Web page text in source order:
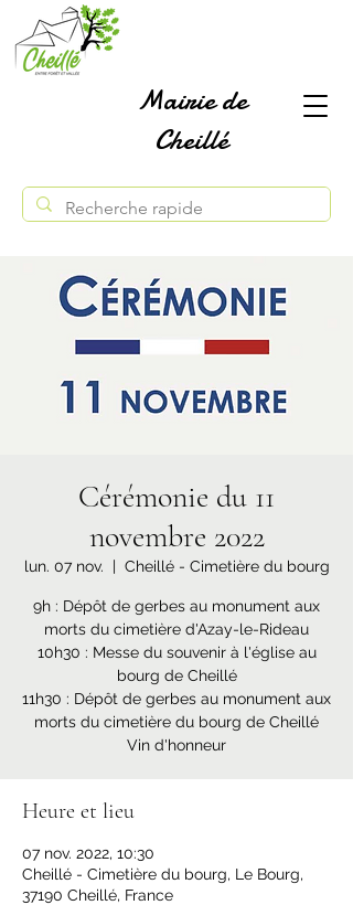
Mairie de
Cheillé
Cérémonie du 11
novembre 2022
lun. 07 nov.
  |
Cheillé - Cimetière du bourg
9h : Dépôt de gerbes au monument aux
morts du cimetière d'Azay-le-Rideau
10h30 : Messe du souvenir à l'église au
bourg de Cheillé
11h30 : Dépôt de gerbes au monument aux
morts du cimetière du bourg de Cheillé
Vin d'honneur
Heure et lieu
07 nov. 2022, 10:30
Cheillé - Cimetière du bourg, Le Bourg,
37190 Cheillé, France